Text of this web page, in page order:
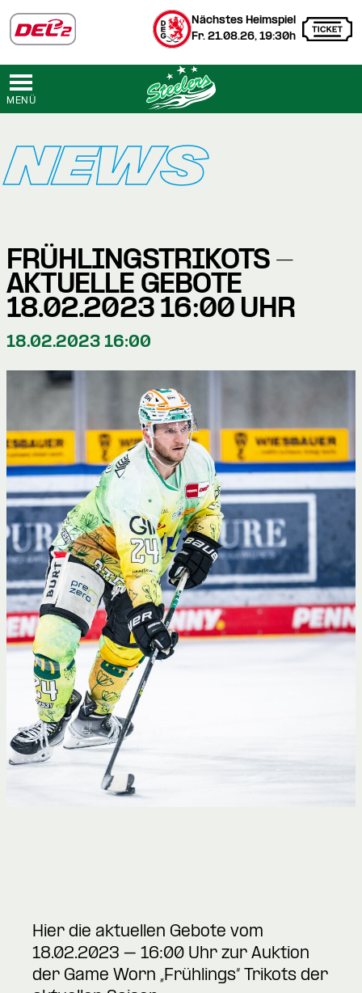
Nächstes Heimspiel
Fr. 21.08.26, 19:30h
MENÜ
NEWS
FRÜHLINGSTRIKOTS -
AKTUELLE GEBOTE
18.02.2023 16:00 UHR
18.02.2023 16:00
Hier die aktuellen Gebote vom
18.02.2023 – 16:00 Uhr zur Auktion
der Game Worn „Frühlings“ Trikots der